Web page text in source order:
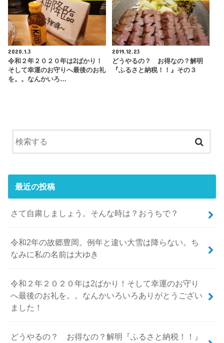
2020.1.3
令和２年２０２０年は2ばかり！
そして幸運のお守りへ最後のお礼
を。。なんかいろ…
2019.12.23
どうやるの？ お得なの？解明
『ふるさと納税！！』その３
最近の投稿
さて自粛しましょう。そんな時は？おうちで？
令和2年の故郷豊岡。例年と違い大雪は降らない。ち
なみに私の名前は大ゆき
令和２年２０２０年は2ばかり！そして幸運のお守り
へ最後のお礼を。。なんかいろいろありがとうござい
ました！
どうやるの？ お得なの？解明『ふるさと納税！！』